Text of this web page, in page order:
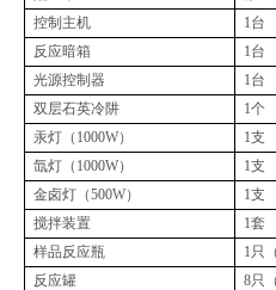
控制主机
1台
反应暗箱
1台
光源控制器
1台
双层石英冷阱
1个
汞灯（1000W）
1支
氙灯（1000W）
1支
金卤灯（500W）
1支
搅拌装置
1套
样品反应瓶
1只
反应罐
8只